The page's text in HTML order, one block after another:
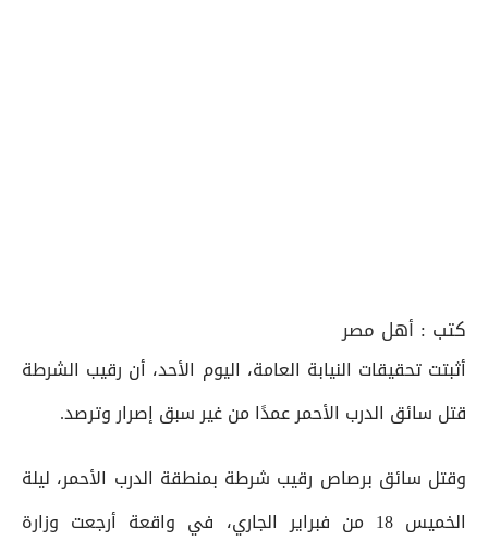
كتب : أهل مصر
أثبتت تحقيقات النيابة العامة، اليوم الأحد، أن رقيب الشرطة
قتل سائق الدرب الأحمر عمدًا من غير سبق إصرار وترصد.
وقتل سائق برصاص رقيب شرطة بمنطقة الدرب الأحمر، ليلة
الخميس 18 من فبراير الجاري، في واقعة أرجعت وزارة